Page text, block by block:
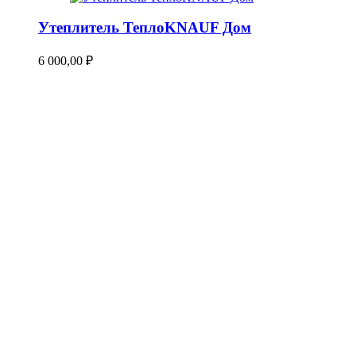
Утеплитель ТеплоKNAUF Дом
6 000,00 ₽